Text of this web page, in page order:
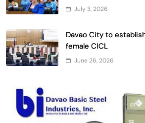
July 3, 2026
Davao City to
female CICL
June 26, 2026